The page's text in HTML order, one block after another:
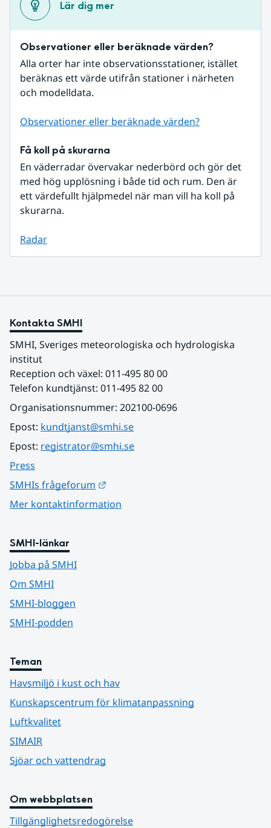
Lär dig mer
Observationer eller beräknade värden?
Alla orter har inte observationsstationer, istället
beräknas ett värde utifrån stationer i närheten
och modelldata.
Observationer eller beräknade värden?
Få koll på skurarna
En väderradar övervakar nederbörd och gör det
med hög upplösning i både tid och rum. Den är
ett värdefullt hjälpmedel när man vill ha koll på
skurarna.
Radar
Kontakta SMHI
SMHI, Sveriges meteorologiska och hydrologiska
institut
Reception och växel: 011-495 80 00
Telefon kundtjänst: 011-495 82 00
Organisationsnummer: 202100-0696
Epost: kundtjanst@smhi.se
Epost: registrator@smhi.se
Press
SMHIs frågeforum
Mer kontaktinformation
SMHI-länkar
Jobba på SMHI
Om SMHI
SMHI-bloggen
SMHI-podden
Teman
Havsmiljö i kust och hav
Kunskapscentrum för klimatanpassning
Luftkvalitet
SIMAIR
Sjöar och vattendrag
Om webbplatsen
Tillgänglighetsredogörelse